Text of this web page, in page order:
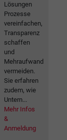
Lösungen
Prozesse
vereinfachen,
Transparenz
schaffen
und
Mehraufwand
vermeiden.
Sie erfahren
zudem, wie
Untern...
Mehr Infos
&
Anmeldung